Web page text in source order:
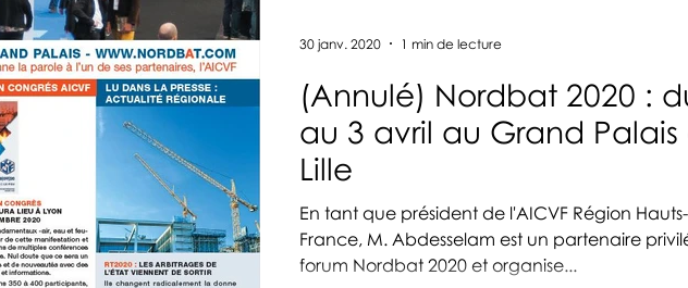
(Annulé) Nordbat 2020 :
au 3 avril au Grand Palais
Lille
En tant que président de l'AICVF Région
France, M. Abdesselam est un partenaire
forum Nordbat 2020 et organise...
30 janv. 2020 1 min de lecture